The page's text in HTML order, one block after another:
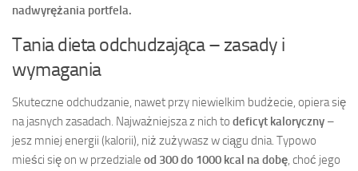
nadwyrężania portfela.
Tania dieta odchudzająca – zasady i
wymagania
Skuteczne odchudzanie, nawet przy niewielkim budżecie, opiera się
na jasnych zasadach. Najważniejsza z nich to deficyt kaloryczny –
jesz mniej energii (kalorii), niż zużywasz w ciągu dnia. Typowo
mieści się on w przedziale od 300 do 1000 kcal na dobę, choć jego